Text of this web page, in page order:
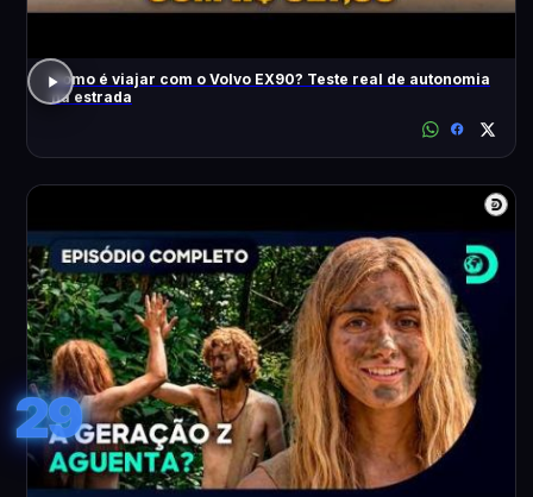
Como é viajar com o Volvo EX90? Teste real de autonomia
na estrada
29